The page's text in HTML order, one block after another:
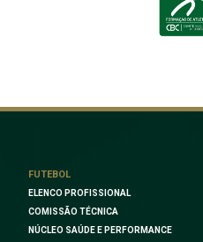
FUTEBOL
ELENCO PROFISSIONAL
COMISSÃO TÉCNICA
NÚCLEO SAÚDE E PERFORMANCE